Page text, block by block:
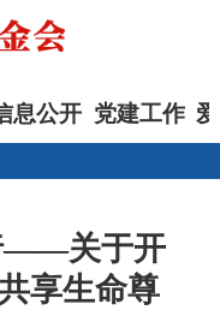
息公开 党建工作
——关于开
享生命尊